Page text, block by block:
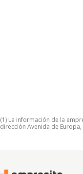
(1) La información de la
dirección Avenida de